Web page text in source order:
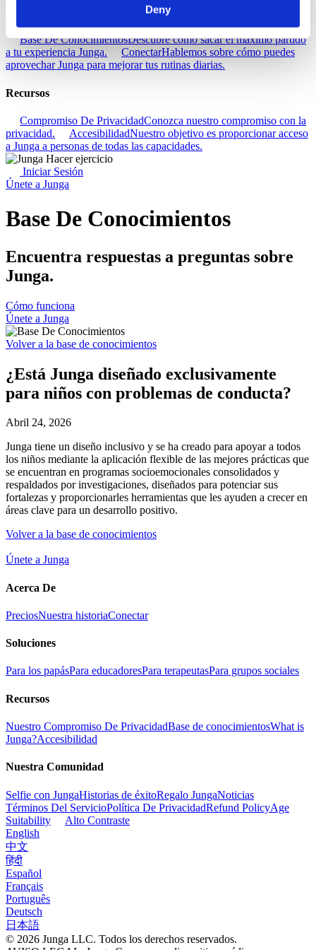
Deny
Base De ConocimientosDescubre cómo sacar el máximo partido
a tu experiencia Junga.
ConectarHablemos sobre cómo puedes
aprovechar Junga para mejorar tus rutinas diarias.
Recursos
Compromiso De PrivacidadConozca nuestro compromiso con la
privacidad.
AccesibilidadNuestro objetivo es proporcionar acceso
a Junga a personas de todas las capacidades.
Iniciar Sesión
Únete a Junga
Base De Conocimientos
Encuentra respuestas a preguntas sobre
Junga.
Cómo funciona
Únete a Junga
Volver a la base de conocimientos
¿Está Junga diseñado exclusivamente
para niños con problemas de conducta?
Abril 24, 2026
Junga tiene un diseño inclusivo y se ha creado para apoyar a todos
los niños mediante la aplicación flexible de las mejores prácticas que
se encuentran en programas socioemocionales consolidados y
respaldados por investigaciones, diseñados para potenciar sus
fortalezas y proporcionarles herramientas que les ayuden a crecer en
áreas clave para un desarrollo positivo.
Volver a la base de conocimientos
Únete a Junga
Acerca De
PreciosNuestra historiaConectar
Soluciones
Para los papásPara educadoresPara terapeutasPara grupos sociales
Recursos
Nuestro Compromiso De PrivacidadBase de conocimientosWhat is
Junga?Accesibilidad
Nuestra Comunidad
Selfie con JungaHistorias de éxitoRegalo JungaNoticias
Términos Del ServicioPolítica De PrivacidadRefund PolicyAge
Suitability
Alto Contraste
English
中文
हिंदी
Español
Français
Português
Deutsch
日本語
© 2026 Junga LLC. Todos los derechos reservados.